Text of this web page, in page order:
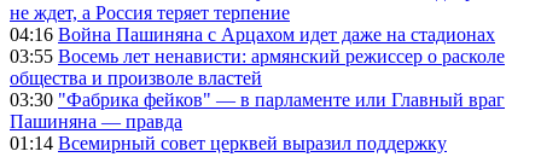
не ждет, а Россия теряет терпение
04:16 Война Пашиняна с Арцахом идет даже на стадионах
03:55 Восемь лет ненависти: армянский режиссер о расколе
общества и произволе властей
03:30 "Фабрика фейков" — в парламенте или Главный враг
Пашиняна — правда
01:14 Всемирный совет церквей выразил поддержку